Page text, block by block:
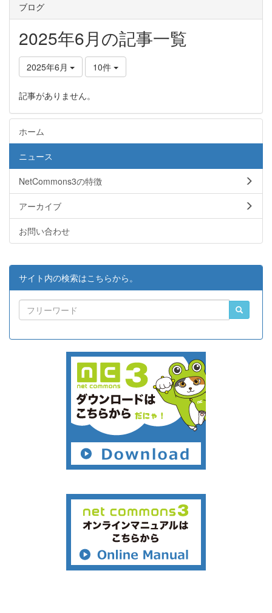
ブログ
2025年6月の記事一覧
2025年6月 10件
記事がありません。
ホーム
ニュース
NetCommons3の特徴
アーカイブ
お問い合わせ
サイト内の検索はこちらから。